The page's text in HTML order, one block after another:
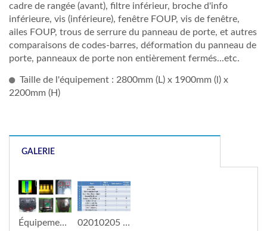
cadre de rangée (avant), filtre inférieur, broche d'info
inférieure, vis (inférieure), fenêtre FOUP, vis de fenêtre,
ailes FOUP, trous de serrure du panneau de porte, et autres
comparaisons de codes-barres, déformation du panneau de
porte, panneaux de porte non entièrement fermés...etc.
Taille de l'équipement : 2800mm (L) x 1900mm (l) x
2200mm (H)
GALERIE
Équipement d'inspection des plaquettes FOUPFOSB - Résultat de l'inspection 02010205 Équipement d'inspection des plaquettes FOUPFOSB - Élément d'inspection